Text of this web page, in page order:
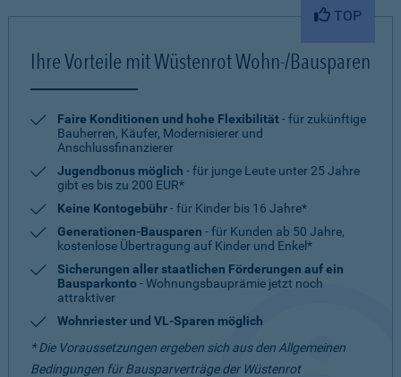
TOP
Ihre Vorteile mit Wüstenrot Wohn-/Bausparen
Faire Konditionen und hohe Flexibilität- für zukünftige
Bauherren, Käufer, Modernisierer und
Anschlussfinanzierer
Jugendbonus möglich - für junge Leute unter 25 Jahre
gibt es bis zu 200 EUR*
Keine Kontogebühr- für Kinder bis 16 Jahre*
Generationen-Bausparen - für Kunden ab 50 Jahre,
kostenlose Übertragung auf Kinder und Enkel*
Sicherungen aller staatlichen Förderungen auf ein
Bausparkonto- Wohnungsbauprämie jetzt noch
attraktiver
Wohnriester und VL-Sparen möglich
* Die Voraussetzungen ergeben sich aus den Allgemeinen
Bedingungen für Bausparverträge der Wüstenrot